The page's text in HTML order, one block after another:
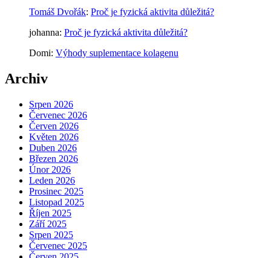
Tomáš Dvořák: Proč je fyzická aktivita důležitá?
johanna: Proč je fyzická aktivita důležitá?
Domi: Výhody suplementace kolagenu
Archiv
Srpen 2026
Červenec 2026
Červen 2026
Květen 2026
Duben 2026
Březen 2026
Únor 2026
Leden 2026
Prosinec 2025
Listopad 2025
Říjen 2025
Září 2025
Srpen 2025
Červenec 2025